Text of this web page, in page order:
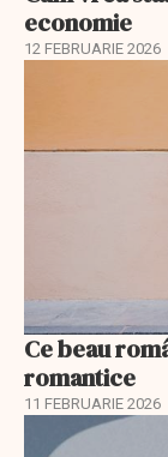
economie
12 FEBRUARIE 2026
Ce beau
romantice
11 FEBRUARIE 2026